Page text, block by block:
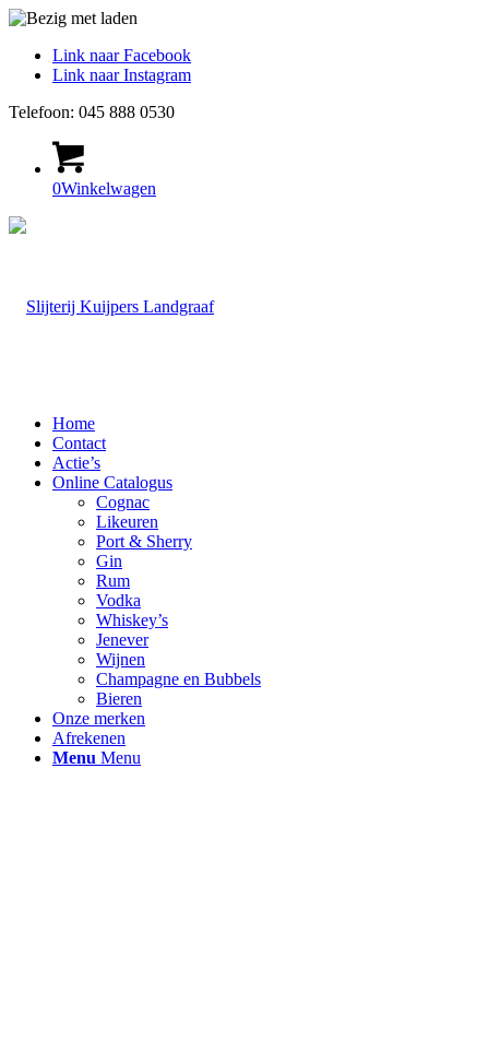
Link naar Facebook
Link naar Instagram
Telefoon: 045 888 0530
0Winkelwagen
Home
Contact
Actie’s
Online Catalogus
Cognac
Likeuren
Port & Sherry
Gin
Rum
Vodka
Whiskey’s
Jenever
Wijnen
Champagne en Bubbels
Bieren
Onze merken
Afrekenen
Menu Menu